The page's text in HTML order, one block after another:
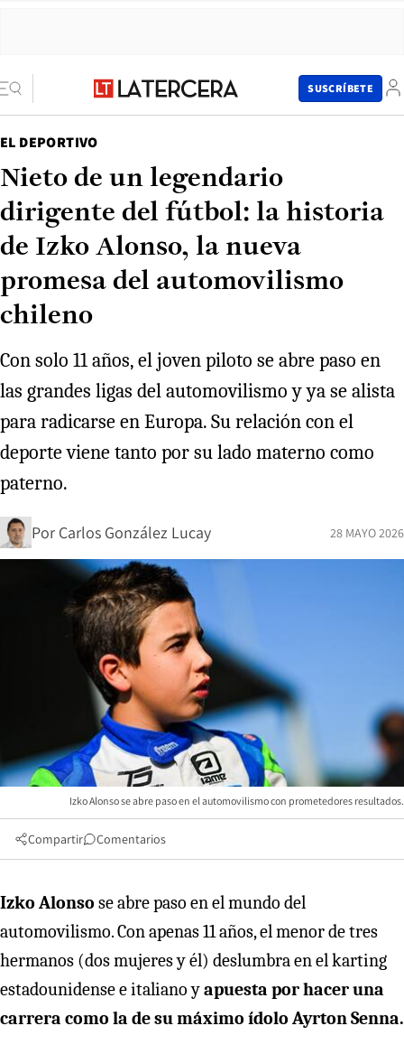
SUSCRÍBETE
EL DEPORTIVO
Nieto de un legendario
dirigente del fútbol: la historia
de Izko Alonso, la nueva
promesa del automovilismo
chileno
Con solo 11 años, el joven piloto se abre paso en
las grandes ligas del automovilismo y ya se alista
para radicarse en Europa. Su relación con el
deporte viene tanto por su lado materno como
paterno.
Por Carlos González Lucay 28 MAYO 2026
Izko Alonso se abre paso en el automovilismo con prometedores resultados.
Compartir Comentarios
Izko Alonso se abre paso en el mundo del
automovilismo. Con apenas 11 años, el menor de tres
hermanos (dos mujeres y él) deslumbra en el karting
estadounidense e italiano yapuesta por hacer una
carrera como la de su máximo ídolo Ayrton Senna.